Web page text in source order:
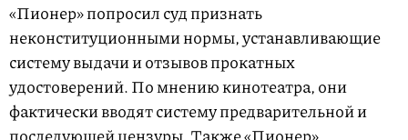
«Пионер» попросил суд признать
неконституционными нормы, устанавливающие
систему выдачи и отзывов прокатных
удостоверений. По мнению кинотеатра, они
фактически вводят систему предварительной и